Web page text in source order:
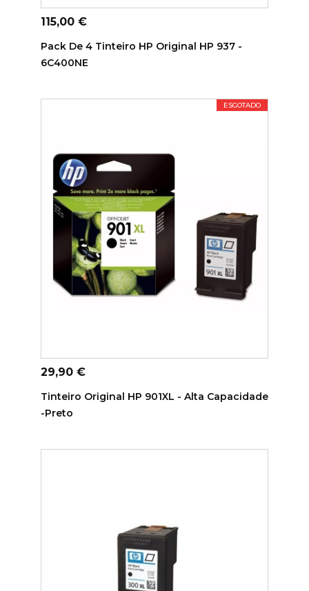
ADICIONAR AO CARRINHO
Preço
115,00 €
Pack De 4 Tinteiro HP Original HP 937 -
6C400NE
ESGOTADO
ADICIONAR AO CARRINHO
Preço
29,90 €
Tinteiro Original HP 901XL - Alta Capacidade
-Preto